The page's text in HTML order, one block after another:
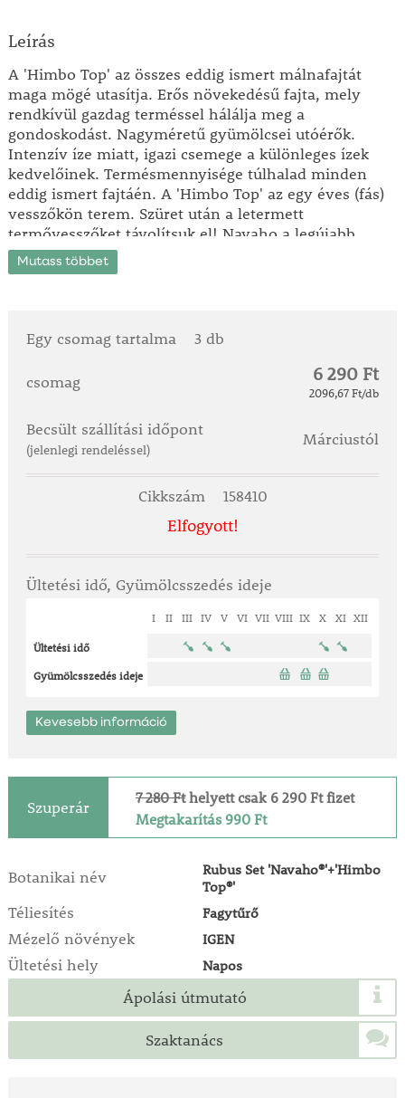
Leírás
A 'Himbo Top' az összes eddig ismert málnafajtát
maga mögé utasítja. Erős növekedésű fajta, mely
rendkívül gazdag terméssel hálálja meg a
gondoskodást. Nagyméretű gyümölcsei utóérők.
Intenzív íze miatt, igazi csemege a különleges ízek
kedvelőinek. Termésmennyisége túlhalad minden
eddig ismert fajtáén. A 'Himbo Top' az egy éves (fás)
vesszőkön terem. Szüret után a letermett
termővesszőket távolítsuk el! Navaho a legújabb
szederfajta, melynek szüretelése nem okoz többé
fáradtságot. 1. Növekedése függőleges, nem széthajló.
bozótszerűen növő vad szeder betakarításának
nehézségeit! Ismerje meg Ön is a 'Navaho' fenséges
gyümölcseit. Mindenekelőtt gondoljon a gyerekekre,
hagyja őket, engedjenek a szeder csábításának. A
szemben. A kollekció áll: 2 db. Himbo Top málnából
és 1 db Navaho szederből.
Mutass többet
Egy csomag tartalma 3 db
csomag 6 290 Ft
2096,67 Ft/db
Becsült szállítási időpont
(jelenlegi rendeléssel)
Márciustól
Cikkszám 158410
Elfogyott!
Ültetési idő, Gyümölcsszedés ideje
I II III IV V VI VII VIII IX X XI XII
Ültetési idő
Gyümölcsszedés ideje
Kevesebb információ
Szuperár
7 280 Fthelyett csak 6 290 Ft fizet
Megtakarítás 990 Ft
Botanikai név
Rubus Set 'Navaho®'+'Himbo
Top®'
Téliesítés Fagytűrő
Mézelő növények IGEN
Ültetési hely Napos
Ápolási útmutató
Szaktanács